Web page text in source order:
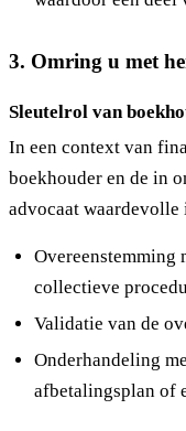
3. Omring u met
Sleutelrol van
In een context van
boekhouder en de in
advocaat
Overeenstemming
collectieve
Validatie van de
Onderhandeling
afbetalingsplan of